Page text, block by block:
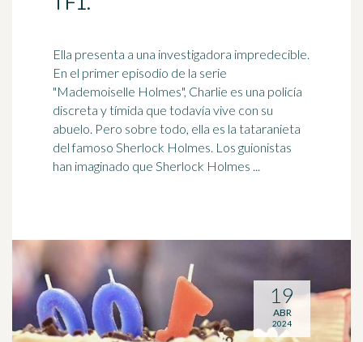
Ella presenta a una investigadora impredecible.
En el primer episodio de la serie
"Mademoiselle Holmes", Charlie es una policía
discreta y tímida que todavía vive con su
abuelo. Pero sobre todo, ella es la tataranieta
del famoso Sherlock Holmes. Los guionistas
han imaginado que Sherlock Holmes ...
19
ABR
2024